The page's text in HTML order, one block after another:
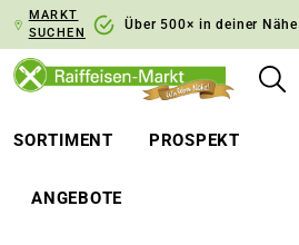
Zur Hauptnavigation
MARKT
SUCHEN
Über 500× in deiner Nähe
SORTIMENT PROSPEKT
ANGEBOTE